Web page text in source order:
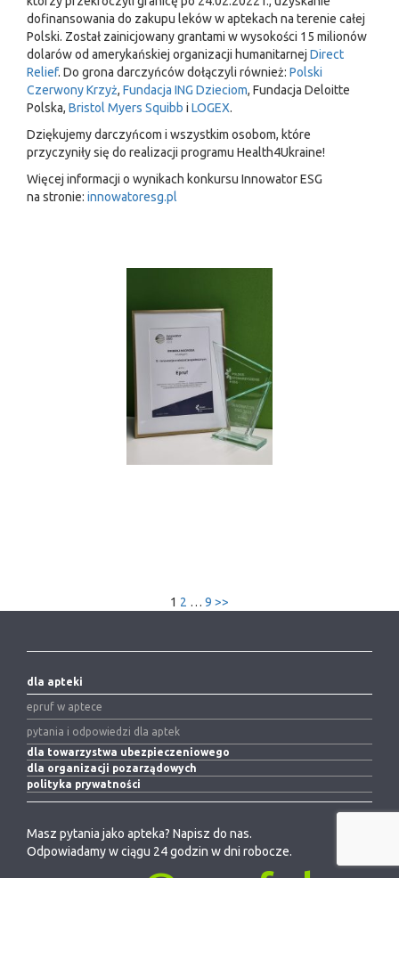
dofinansowania do zakupu leków w aptekach na terenie całej
Polski. Został zainicjowany grantami w wysokości 15 milionów
dolarów od amerykańskiej organizacji humanitarnej Direct
Relief. Do grona darczyńców dołączyli również: Polski
Czerwony Krzyż, Fundacja ING Dzieciom, Fundacja Deloitte
Polska, Bristol Myers Squibb i LOGEX.​
Dziękujemy darczyńcom i wszystkim osobom, które
przyczyniły się do realizacji programu Health4Ukraine!
Więcej informacji o wynikach konkursu Innowator ESG
na stronie: innowatoresg.pl
1 2 … 9 >>
dla apteki
epruf w aptece
pytania i odpowiedzi dla aptek
dla towarzystwa ubezpieczeniowego
dla organizacji pozarządowych
polityka prywatności
Masz pytania jako apteka? Napisz do nas.
Odpowiadamy w ciągu 24 godzin w dni robocze.
pomoc@epruf.pl